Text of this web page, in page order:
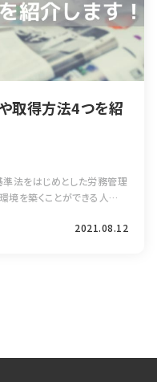
取得方法4つを紹
法をはじめとした労務管理
境を築くことができる人材
2021.08.12